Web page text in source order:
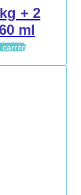
+ 2
ml
carrito